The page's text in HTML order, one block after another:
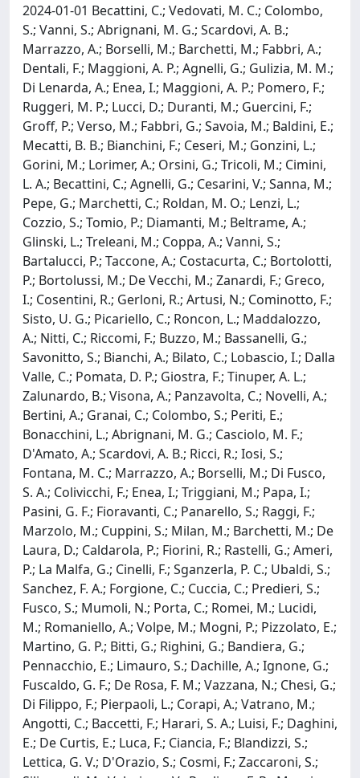
2024-01-01 Becattini, C.; Vedovati, M. C.; Colombo,
S.; Vanni, S.; Abrignani, M. G.; Scardovi, A. B.;
Marrazzo, A.; Borselli, M.; Barchetti, M.; Fabbri, A.;
Dentali, F.; Maggioni, A. P.; Agnelli, G.; Gulizia, M. M.;
Di Lenarda, A.; Enea, I.; Maggioni, A. P.; Pomero, F.;
Ruggeri, M. P.; Lucci, D.; Duranti, M.; Guercini, F.;
Groff, P.; Verso, M.; Fabbri, G.; Savoia, M.; Baldini, E.;
Mecatti, B. B.; Bianchini, F.; Ceseri, M.; Gonzini, L.;
Gorini, M.; Lorimer, A.; Orsini, G.; Tricoli, M.; Cimini,
L. A.; Becattini, C.; Agnelli, G.; Cesarini, V.; Sanna, M.;
Pepe, G.; Marchetti, C.; Roldan, M. O.; Lenzi, L.;
Cozzio, S.; Tomio, P.; Diamanti, M.; Beltrame, A.;
Glinski, L.; Treleani, M.; Coppa, A.; Vanni, S.;
Bartalucci, P.; Taccone, A.; Costacurta, C.; Bortolotti,
P.; Bortolussi, M.; De Vecchi, M.; Zanardi, F.; Greco,
I.; Cosentini, R.; Gerloni, R.; Artusi, N.; Cominotto, F.;
Sisto, U. G.; Picariello, C.; Roncon, L.; Maddalozzo,
A.; Nitti, C.; Riccomi, F.; Buzzo, M.; Bassanelli, G.;
Savonitto, S.; Bianchi, A.; Bilato, C.; Lobascio, I.; Dalla
Valle, C.; Pomata, D. P.; Giostra, F.; Tinuper, A. L.;
Zalunardo, B.; Visona, A.; Panzavolta, C.; Novelli, A.;
Bertini, A.; Granai, C.; Colombo, S.; Periti, E.;
Bonacchini, L.; Abrignani, M. G.; Casciolo, M. F.;
D'Amato, A.; Scardovi, A. B.; Ricci, R.; Iosi, S.;
Fontana, M. C.; Marrazzo, A.; Borselli, M.; Di Fusco,
S. A.; Colivicchi, F.; Enea, I.; Triggiani, M.; Papa, I.;
Pasini, G. F.; Fioravanti, C.; Panarello, S.; Raggi, F.;
Marzolo, M.; Cuppini, S.; Milan, M.; Barchetti, M.; De
Laura, D.; Caldarola, P.; Fiorini, R.; Rastelli, G.; Ameri,
P.; La Malfa, G.; Cinelli, F.; Sganzerla, P. C.; Ubaldi, S.;
Sanchez, F. A.; Forgione, C.; Cuccia, C.; Predieri, S.;
Fusco, S.; Mumoli, N.; Porta, C.; Romei, M.; Lucidi,
M.; Romaniello, A.; Volpe, M.; Mogni, P.; Pizzolato, E.;
Martino, G. P.; Bitti, G.; Righini, G.; Bandiera, G.;
Pennacchio, E.; Limauro, S.; Dachille, A.; Ignone, G.;
Fuscaldo, G. F.; De Rosa, F. M.; Vazzana, N.; Chesi, G.;
Di Filippo, F.; Pierpaoli, L.; Corapi, A.; Vatrano, M.;
Angotti, C.; Baccetti, F.; Harari, S. A.; Luisi, F.; Daghini,
E.; De Curtis, E.; Luca, F.; Ciancia, F.; Blandizzi, S.;
Lettica, G. V.; D'Orazio, S.; Cosmi, F.; Zaccaroni, S.;